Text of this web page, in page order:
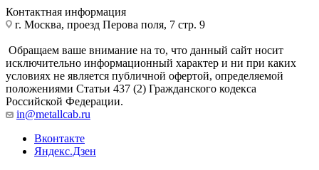
Контактная информация
г. Москва, проезд Перова поля, 7 стр. 9
Обращаем ваше внимание на то, что данный сайт носит
исключительно информационный характер и ни при каких
условиях не является публичной офертой, определяемой
положениями Статьи 437 (2) Гражданского кодекса
Российской Федерации.
in@metallcab.ru
Вконтакте
Яндекс.Дзен